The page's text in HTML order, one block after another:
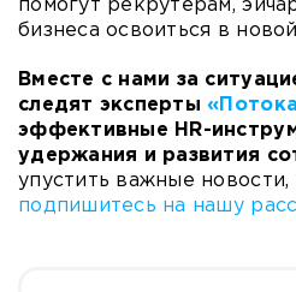
помогут рекрутерам,
бизнеса освоиться в
Вместе с нами за
следят эксперты
эффективные HR-
удержания и развития
упустить важные новости,
подпишитесь на нашу